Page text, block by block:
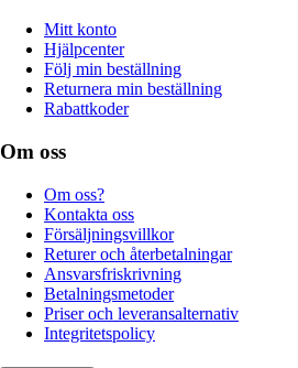
Mitt konto
Hjälpcenter
Följ min beställning
Returnera min beställning
Rabattkoder
Om oss
Om oss?
Kontakta oss
Försäljningsvillkor
Returer och återbetalningar
Ansvarsfriskrivning
Betalningsmetoder
Priser och leveransalternativ
Integritetspolicy